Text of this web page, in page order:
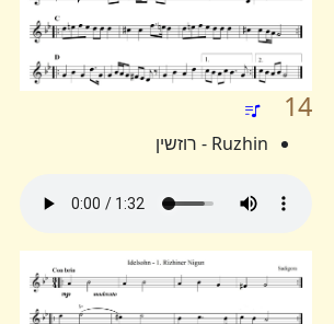
14
Ruzhin - רוזשין